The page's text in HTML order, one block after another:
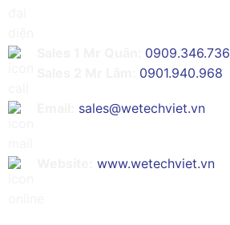
0909.346.736
0901.940.968
sales@wetechviet.vn
www.wetechviet.vn